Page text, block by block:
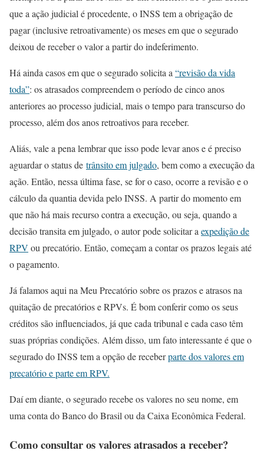
que a ação judicial é procedente, o INSS tem a obrigação de
pagar (inclusive retroativamente) os meses em que o segurado
deixou de receber o valor a partir do indeferimento.
Há ainda casos em que o segurado solicita a“revisão da vida
toda”: os atrasados compreendem o período de cinco anos
anteriores ao processo judicial, mais o tempo para transcurso do
processo, além dos anos retroativos para receber.
Aliás, vale a pena lembrar que isso pode levar anos e é preciso
aguardar o status de trânsito em julgado, bem como a execução da
ação. Então, nessa última fase, se for o caso, ocorre a revisão e o
cálculo da quantia devida pelo INSS. A partir do momento em
que não há mais recurso contra a execução, ou seja, quando a
decisão transita em julgado, o autor pode solicitar aexpedição de
RPV ou precatório. Então, começam a contar os prazos legais até
o pagamento.
Já falamos aqui na Meu Precatório sobre os prazos e atrasos na
quitação de precatórios e RPVs. É bom conferir como os seus
créditos são influenciados, já que cada tribunal e cada caso têm
suas próprias condições. Além disso, um fato interessante é que o
segurado do INSS tem a opção de receberparte dos valores em
precatório e parte em RPV.
Daí em diante, o segurado recebe os valores no seu nome, em
uma conta do Banco do Brasil ou da Caixa Econômica Federal.
Como consultar os valores atrasados a receber?